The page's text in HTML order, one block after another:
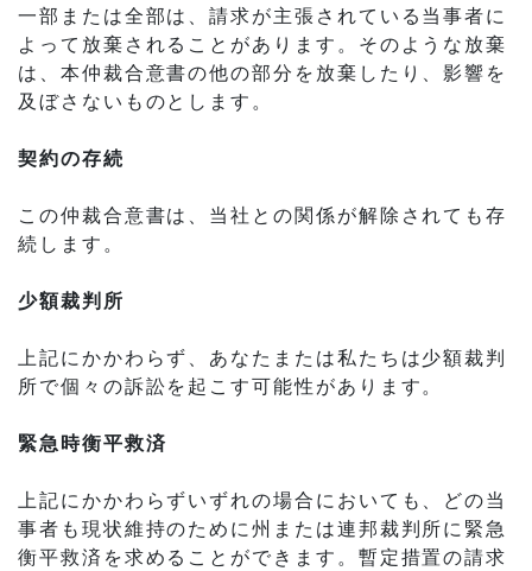
一部または全部は、請求が主張されている当事者に
よって放棄されることがあります。そのような放棄
は、本仲裁合意書の他の部分を放棄したり、影響を
及ぼさないものとします。
契約の存続
この仲裁合意書は、当社との関係が解除されても存
続します。
少額裁判所
上記にかかわらず、あなたまたは私たちは少額裁判
所で個々の訴訟を起こす可能性があります。
緊急時衡平救済
上記にかかわらずいずれの場合においても、どの当
事者も現状維持のために州または連邦裁判所に緊急
衡平救済を求めることができます。暫定措置の請求